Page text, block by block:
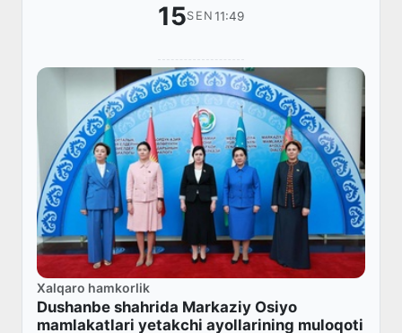
15SEN 11:49
Xalqaro hamkorlik
Dushanbe shahrida Markaziy Osiyo
mamlakatlari yetakchi ayollarining muloqoti